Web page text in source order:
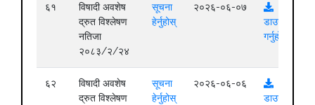
६१
विषादी अवशेष
द्रुत विश्लेषण
नतिजा
२०८३/२/२४
सूचना
हेर्नुहोस्
२०२६-०६-०७
डाउनलोड
गर्नुहोस्
६२
विषादी अवशेष
द्रुत विश्लेषण
सूचना
हेर्नुहोस्
२०२६-०६-०६
डाउनलोड